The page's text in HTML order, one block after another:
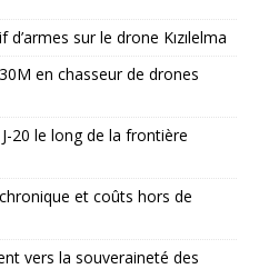
sur le drone Kızılelma
en chasseur de drones
20 le long de la frontière
et coûts hors de
vers la souveraineté des